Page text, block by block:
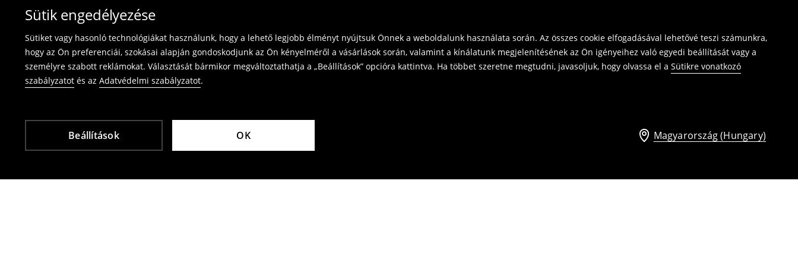
Sütik engedélyezése
Sütiket vagy hasonló technológiákat használunk, hogy a lehető legjobb élményt nyújtsuk Önnek a weboldalunk használata során. Az összes cookie elfogadásával lehetővé teszi számunkra,
hogy az Ön preferenciái, szokásai alapján gondoskodjunk az Ön kényelméről a vásárlások során, valamint a kínálatunk megjelenítésének az Ön igényeihez való egyedi beállítását vagy a
személyre szabott reklámokat. Választását bármikor megváltoztathatja a „Beállítások” opcióra kattintva. Ha többet szeretne megtudni, javasoljuk, hogy olvassa el a Sütikre vonatkozó
szabályzatot és az Adatvédelmi szabályzatot.
Beállítások OK Magyarország (Hungary)
Fürdőruhákat és pizsamákat nem lehet visszavinni üzleteinkbe. Kérjük,
használja az online visszaküldési űrlapot.
Termék visszavétel